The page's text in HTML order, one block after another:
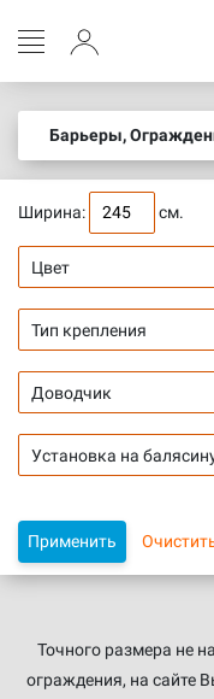
Барьеры,
Ширина: см.
Цвет
Тип крепления
Доводчик
Установка на
Применить
Точного размера не
ограждения, на сайте